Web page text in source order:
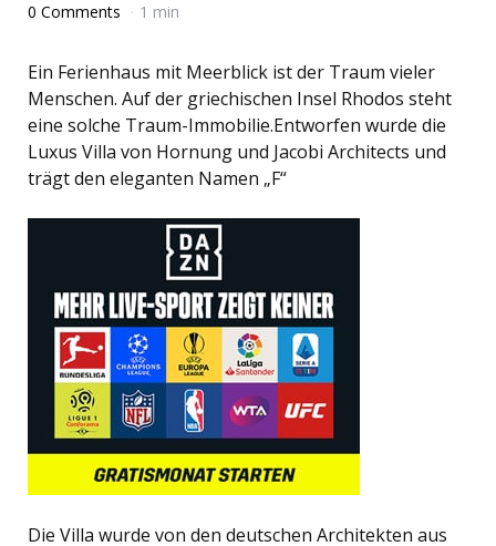
0 Comments 1 min
Ein Ferienhaus mit Meerblick ist der Traum vieler
Menschen. Auf der griechischen Insel Rhodos steht
eine solche Traum-Immobilie.Entworfen wurde die
Luxus Villa von Hornung und Jacobi Architects und
trägt den eleganten Namen „F“
Die Villa wurde von den deutschen Architekten aus